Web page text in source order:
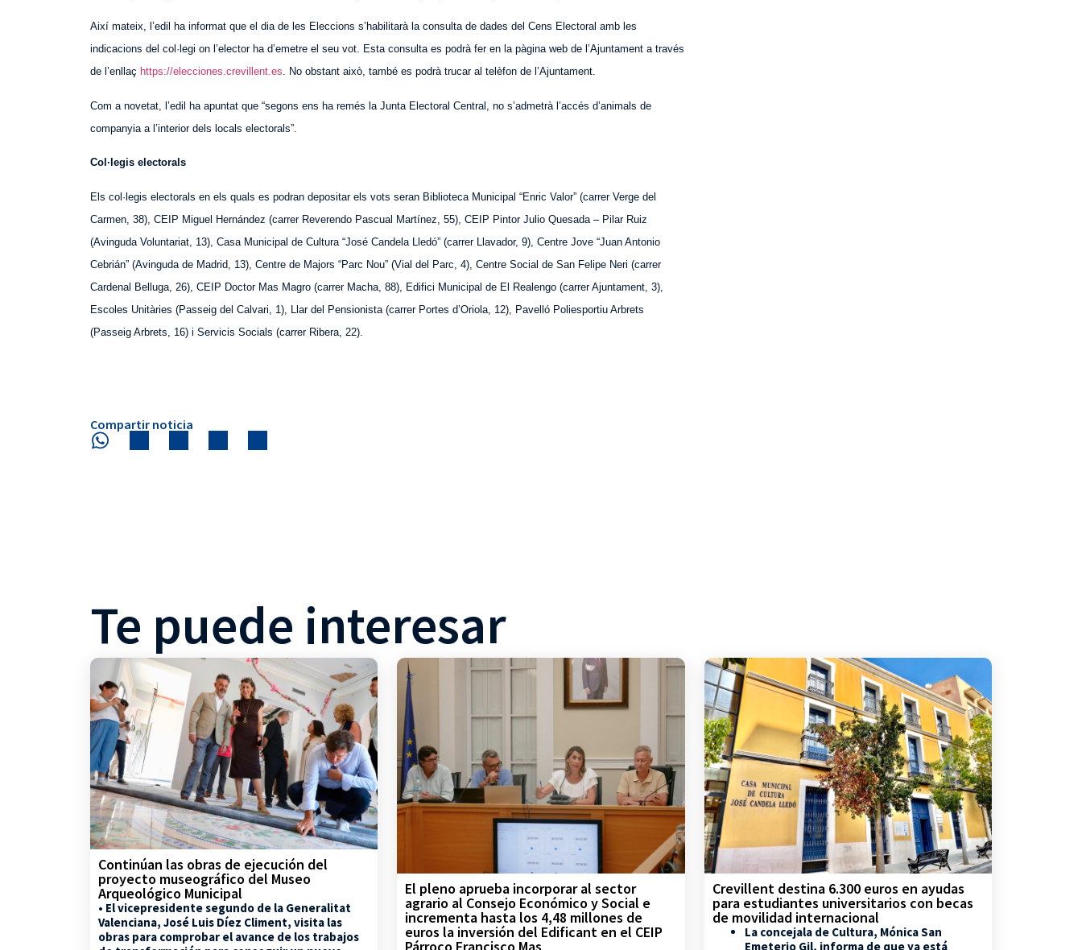
Així mateix, l’edil ha informat que el dia de les Eleccions s’habilitarà la consulta de dades del Cens Electoral amb les
indicacions del col·legi on l’elector ha d’emetre el seu vot. Esta consulta es podrà fer en la pàgina web de l’Ajuntament a través
de l’enllaç https://elecciones.crevillent.es. No obstant això, també es podrà trucar al telèfon de l’Ajuntament.
Com a novetat, l’edil ha apuntat que “segons ens ha remés la Junta Electoral Central, no s’admetrà l’accés d’animals de
companyia a l’interior dels locals electorals”.
Col·legis electorals
Els col·legis electorals en els quals es podran depositar els vots seran Biblioteca Municipal “Enric Valor” (carrer Verge del
Carmen, 38), CEIP Miguel Hernández (carrer Reverendo Pascual Martínez, 55), CEIP Pintor Julio Quesada – Pilar Ruiz
(Avinguda Voluntariat, 13), Casa Municipal de Cultura “José Candela Lledó” (carrer Llavador, 9), Centre Jove “Juan Antonio
Cebrián” (Avinguda de Madrid, 13), Centre de Majors “Parc Nou” (Vial del Parc, 4), Centre Social de San Felipe Neri (carrer
Cardenal Belluga, 26), CEIP Doctor Mas Magro (carrer Macha , 88), Edifici Municipal de El Realengo (carrer Ajuntament, 3),
Escoles Unitàries (Passeig del Calvari, 1), Llar del Pensionista (carrer Portes d’Oriola , 12), Pavelló Poliesportiu Arbrets
(Passeig Arbrets, 16) i Servicis Socials (carrer Ribera, 22).
Compartir noticia
Te puede interesar
Continúan las obras de ejecución del
proyecto museográfico del Museo
Arqueológico Municipal
• El vicepresidente segundo de la Generalitat
Valenciana, José Luis Díez Climent, visita las
obras para comprobar el avance de los trabajos
El pleno aprueba incorporar al sector
agrario al Consejo Económico y Social e
incrementa hasta los 4,48 millones de
euros la inversión del Edificant en el CEIP
Crevillent destina 6.300 euros en ayudas
para estudiantes universitarios con becas
de movilidad internacional
La concejala de Cultura, Mónica San
Emeterio Gil, informa de que ya está